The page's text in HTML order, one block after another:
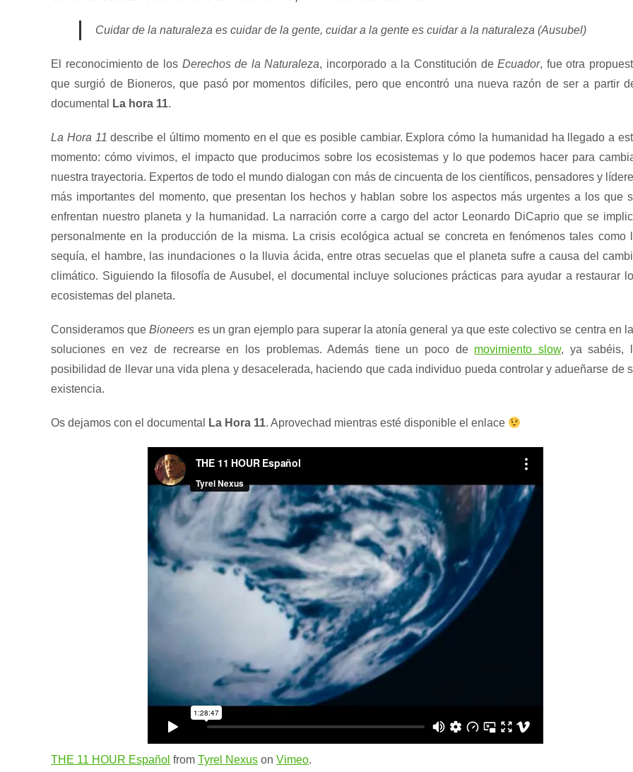
Cuidar de la naturaleza es cuidar de la gente, cuidar a la gente es cuidar a la naturaleza (Ausubel)
El reconocimiento de los Derechos de la Naturaleza, incorporado a la Constitución deEcuador, fue otra
que surgió de Bioneros, que pasó por momentos difíciles, pero que encontró una nueva razón de ser a partir
documental
La hora 11.
La Hora 11 describe el último momento en el que es posible cambiar. Explora cómo la humanidad ha llegado a
momento: cómo vivimos, el impacto que producimos sobre los ecosistemas y lo que podemos hacer para
nuestra trayectoria. Expertos de todo el mundo dialogan con más de cincuenta de los científicos, pensadores y
más importantes del momento, que presentan los hechos y hablan sobre los aspectos más urgentes a los que
enfrentan nuestro planeta y la humanidad. La narración corre a cargo del actor Leonardo DiCaprio que se
personalmente en la producción de la misma. La crisis ecológica actual se concreta en fenómenos tales como
sequía, el hambre, las inundaciones o la lluvia ácida, entre otras secuelas que el planeta sufre a causa del
climático. Siguiendo la filosofía de Ausubel, el documental incluye soluciones prácticas para ayudar a restaurar
ecosistemas del planeta.
Consideramos queBioneers es un gran ejemplo para superar la atonía general ya que este colectivo se centra en
soluciones en vez de recrearse en los problemas. Además tiene un poco de movimiento slow, ya sabéis,
posibilidad de llevar una vida plena y desacelerada, haciendo que cada individuo pueda controlar y adueñarse de
existencia.
Os dejamos con el documental La Hora 11. Aprovechad mientras esté disponible el enlace
THE 11 HOUR Español from Tyrel Nexus on Vimeo.